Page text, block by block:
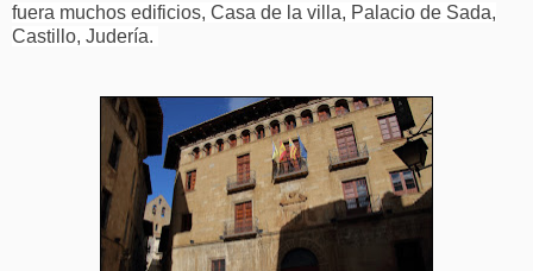
fuera muchos edificios, Casa de la villa, Palacio de Sada,
Castillo, Judería.